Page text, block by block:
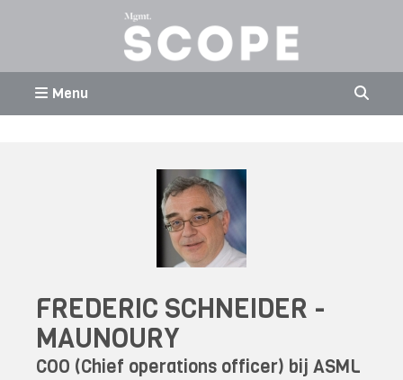
Menu
FREDERIC SCHNEIDER -
MAUNOURY
COO (Chief operations officer) bij ASML